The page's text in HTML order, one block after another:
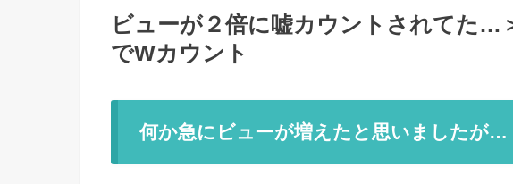
ビューが２倍に嘘カウントされてた…
でWカウント
何か急にビューが増えたと思いましたが…